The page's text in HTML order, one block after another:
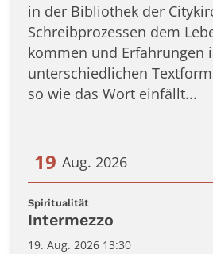
in der Bibliothek der
Schreibprozessen dem
kommen und Erfahrungen
unterschiedlichen
so wie das Wort einfällt...
19 Aug. 2026
Datum: 19. August 2026
Spiritualität:
Intermezzo
19. Aug. 2026 13:30